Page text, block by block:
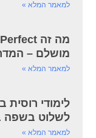
למאמר המלא »
מושלם –
למאמר המלא »
לימודי
לשלוט בשפה
למאמר המלא »